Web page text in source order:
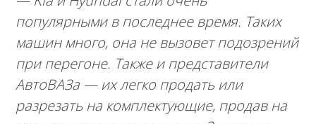
популярными в последнее время. Таких
машин много, она не вызовет подозрений
при перегоне. Также и представители
АвтоВАЗа — их легко продать или
разрезать на комплектующие, продав на